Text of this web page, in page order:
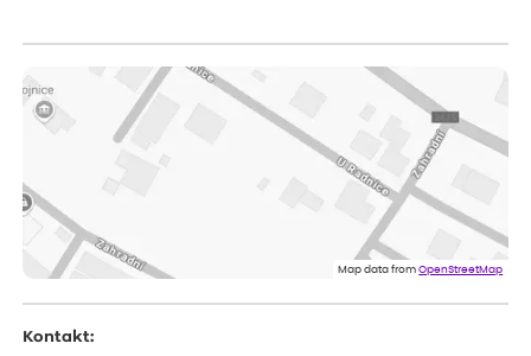
Vše přišlo velice rychle krásně zabalené. Rostlinky po přesazení
velice dobře prospívají
Jarda
Dobrý den, byli jsme spokojeni
Eshop, objednání bylo v pořádku, žádný problém. Jen jsem byla
smutná z dodávky jedné kytky, která nebyla v nejlepší kondici a i
Map data fromOpenStreetMap
Kontakt: